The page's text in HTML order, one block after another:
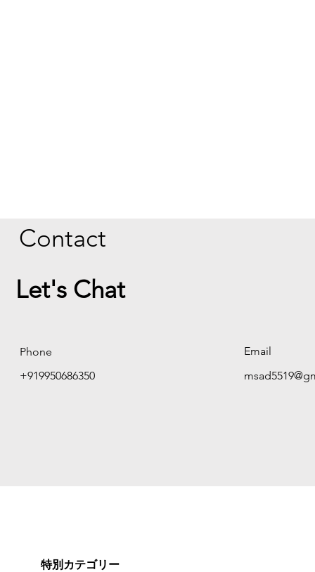
Contact
Let's Chat
Phone
+919950686350
Email
特別カテゴリー